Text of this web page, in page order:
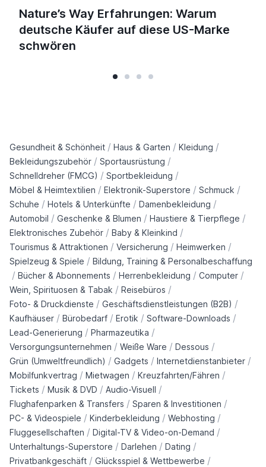
Nature’s Way Erfahrungen: Warum
deutsche Käufer auf diese US-Marke
schwören
Gesundheit & Schönheit / Haus & Garten / Kleidung /
Bekleidungszubehör / Sportausrüstung /
Schnelldreher (FMCG) / Sportbekleidung /
Möbel & Heimtextilien / Elektronik-Superstore / Schmuck /
Schuhe / Hotels & Unterkünfte / Damenbekleidung /
Automobil / Geschenke & Blumen / Haustiere & Tierpflege /
Elektronisches Zubehör / Baby & Kleinkind /
Tourismus & Attraktionen / Versicherung / Heimwerken /
Spielzeug & Spiele / Bildung, Training & Personalbeschaffung
/ Bücher & Abonnements / Herrenbekleidung / Computer /
Wein, Spirituosen & Tabak / Reisebüros /
Foto- & Druckdienste / Geschäftsdienstleistungen (B2B) /
Kaufhäuser / Bürobedarf / Erotik / Software-Downloads /
Lead-Generierung / Pharmazeutika /
Versorgungsunternehmen / Weiße Ware / Dessous /
Grün (Umweltfreundlich) / Gadgets / Internetdienstanbieter /
Mobilfunkvertrag / Mietwagen / Kreuzfahrten/Fähren /
Tickets / Musik & DVD / Audio-Visuell /
Flughafenparken & Transfers / Sparen & Investitionen /
PC- & Videospiele / Kinderbekleidung / Webhosting /
Fluggesellschaften / Digital-TV & Video-on-Demand /
Unterhaltungs-Superstore / Darlehen / Dating /
Privatbankgeschäft / Glücksspiel & Wettbewerbe /